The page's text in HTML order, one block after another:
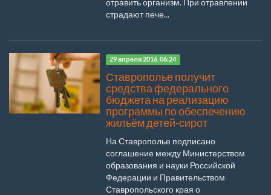
страдают пече...
29 апреля 2016, 06:24
Ставрополье получит
средства федерального
бюджета на реализацию
программы по обеспечению
жильём детей-сирот
На Ставрополье подписано
соглашение между Министерством
образования и науки Российской
Федерации и Правительством
Ставропольского края о